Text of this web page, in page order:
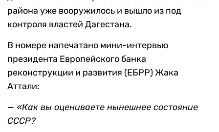
Юрист Б.Раджабов в материале «В наш дом
стучится беда» обратил внимание на
на митингах в Дагестане со стороны
националистов. В пример он привел
лезгинское и кумыкское народные движения,
которые
государственности —
национальных автономий для этих народов…